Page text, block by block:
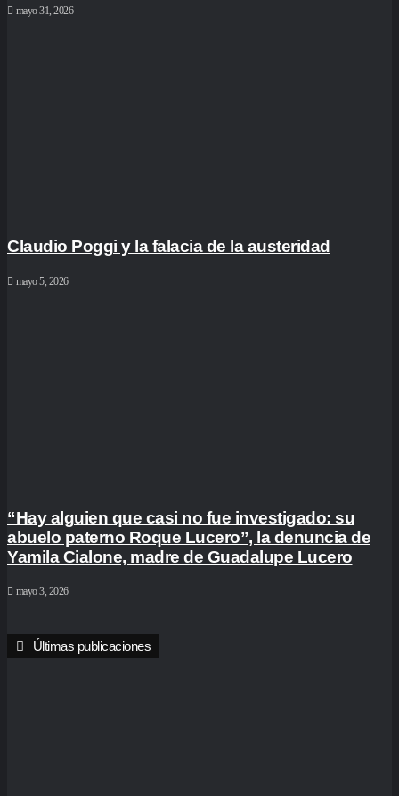
mayo 31, 2026
Claudio Poggi y la falacia de la austeridad
mayo 5, 2026
“Hay alguien que casi no fue investigado: su
abuelo paterno Roque Lucero”, la denuncia de
Yamila Cialone, madre de Guadalupe Lucero
mayo 3, 2026
Últimas publicaciones